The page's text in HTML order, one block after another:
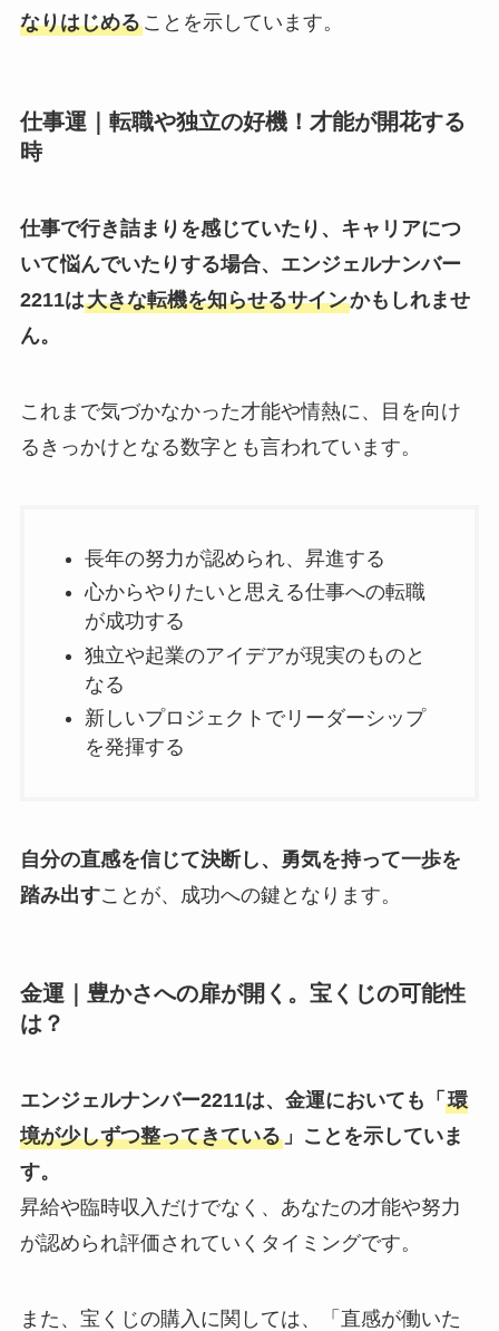
なりはじめることを示しています。
仕事運｜転職や独立の好機！才能が開花する
時
仕事で行き詰まりを感じていたり、キャリアにつ
いて悩んでいたりする場合、エンジェルナンバー
2211は大きな転機を知らせるサインかもしれませ
ん。
これまで気づかなかった才能や情熱に、目を向け
るきっかけとなる数字とも言われています。
長年の努力が認められ、昇進する
心からやりたいと思える仕事への転職
が成功する
独立や起業のアイデアが現実のものと
なる
新しいプロジェクトでリーダーシップ
を発揮する
自分の直感を信じて決断し、勇気を持って一歩を
踏み出すことが、成功への鍵となります。
金運｜豊かさへの扉が開く。宝くじの可能性
は？
エンジェルナンバー2211は、金運においても「 環
境が少しずつ整ってきている」ことを示していま
す。
昇給や臨時収入だけでなく、あなたの才能や努力
が認められ評価されていくタイミングです。
また、宝くじの購入に関しては、「直感が働いた